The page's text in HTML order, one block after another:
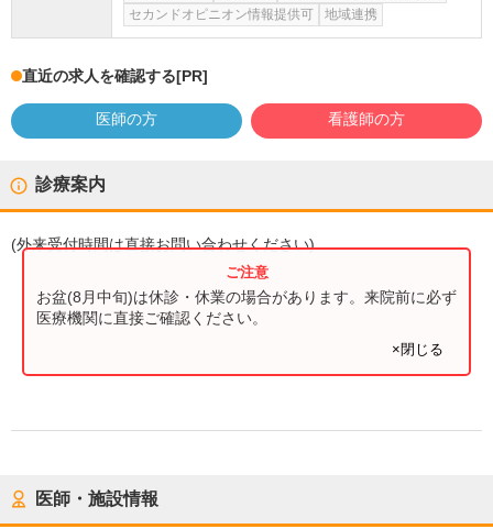
セカンドオピニオン情報提供可
地域連携
直近の求人を確認する[PR]
医師の方 看護師の方
診療案内
(外来受付時間は直接お問い合わせください)
お盆(8月中旬)は休診・休業の場合があります。来院前に必ず
医療機関に直接ご確認ください。
×閉じる
医師・施設情報